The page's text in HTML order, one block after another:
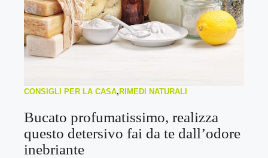
CONSIGLI PER LA CASA,RIMEDI NATURALI
Bucato profumatissimo, realizza
questo detersivo fai da te dall’odore
inebriante